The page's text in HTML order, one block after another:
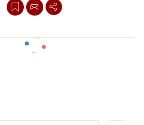
最新的Intel®處理器，為要求苛刻的
能力，它可以在Windows或Android